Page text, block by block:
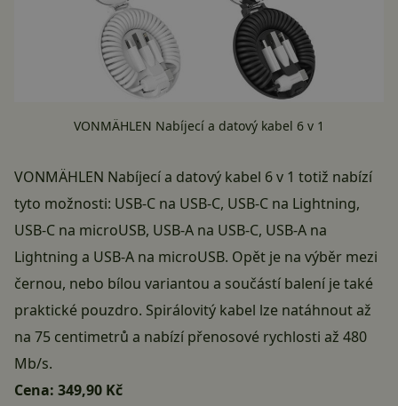
VONMÄHLEN Nabíjecí a datový kabel 6 v 1
VONMÄHLEN Nabíjecí a datový kabel 6 v 1 totiž nabízí
tyto možnosti: USB-C na USB-C, USB-C na Lightning,
USB-C na microUSB, USB-A na USB-C, USB-A na
Lightning a USB-A na microUSB. Opět je na výběr mezi
černou, nebo bílou variantou a součástí balení je také
praktické pouzdro. Spirálovitý kabel lze natáhnout až
na 75 centimetrů a nabízí přenosové rychlosti až 480
Mb/s.
Cena: 349,90 Kč